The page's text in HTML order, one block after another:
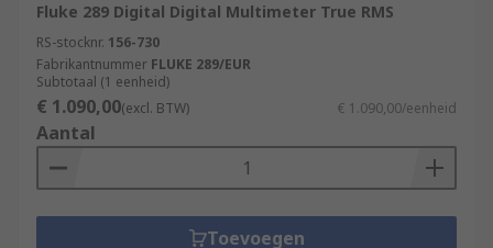
Fluke 289 Digital Digital Multimeter True RMS
RS-stocknr. 156-730
Fabrikantnummer FLUKE 289/EUR
Subtotaal (1 eenheid)
€ 1.090,00(excl. BTW) € 1.090,00/eenheid
Aantal
Toevoegen